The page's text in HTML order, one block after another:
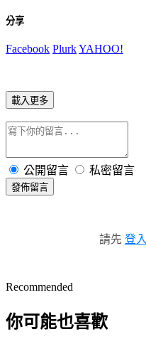
分享
Facebook PlurkYAHOO!
載入更多
公開留言 私密留言
發佈留言
請先 登入
Recommended
你可能也喜歡